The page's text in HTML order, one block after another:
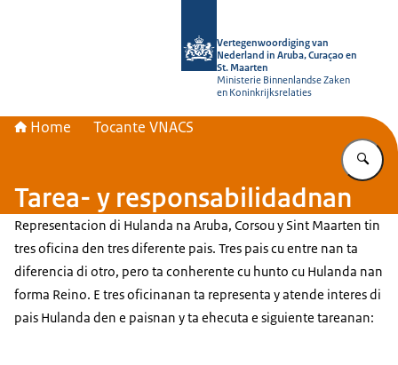
Vertegenwoordiging van
Nederland in Aruba, Curaçao en
St. Maarten
Ministerie Binnenlandse Zaken
en Koninkrijksrelaties
Home Tocante VNACS
Tarea- y responsabilidadnan
Representacion di Hulanda na Aruba, Corsou y Sint Maarten tin
tres oficina den tres diferente pais. Tres pais cu entre nan ta
diferencia di otro, pero ta conherente cu hunto cu Hulanda nan
forma Reino. E tres oficinanan ta representa y atende interes di
pais Hulanda den e paisnan y ta ehecuta e siguiente tareanan: